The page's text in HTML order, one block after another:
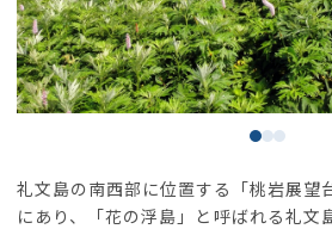
礼文島の南西部に位置する「桃岩展望
にあり、「花の浮島」と呼ばれる礼文